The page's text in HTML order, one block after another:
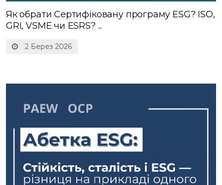
2 Берез 2026
Як обрати Сертифіковану програму ESG? ISO,
GRI, VSME чи ESRS? ...